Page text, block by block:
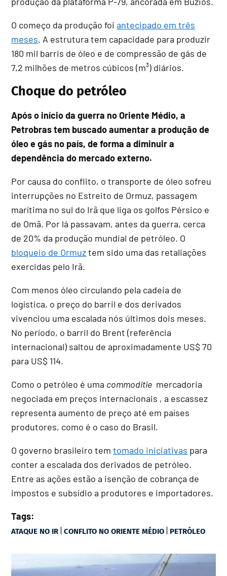
O começo da produção foiantecipado em três
meses. A estrutura tem capacidade para produzir
180 mil barris de óleo e de compressão de gás de
7,2 milhões de metros cúbicos (m³) diários.
Choque do petróleo
Após o início da guerra no Oriente Médio, a
Petrobras tem buscado aumentar a produção de
óleo e gás no país, de forma a diminuir a
dependência do mercado externo.
Por causa do conflito, o transporte de óleo sofreu
interrupções no Estreito de Ormuz, passagem
marítima no sul do Irã que liga os golfos Pérsico e
de Omã. Por lá passavam, antes da guerra, cerca
de 20% da produção mundial de petróleo. O
bloqueio de Ormuztem sido uma das retaliações
exercidas pelo Irã.
Com menos óleo circulando pela cadeia de
logística, o preço do barril e dos derivados
vivenciou uma escalada nós últimos dois meses.
No período, o barril do Brent (referência
internacional) saltou de aproximadamente US$ 70
para US$ 114.
Como o petróleo é uma commoditie mercadoria
negociada em preços internacionais , a escassez
representa aumento de preço até em países
produtores, como é o caso do Brasil.
O governo brasileiro temtomado iniciativas para
conter a escalada dos derivados de petróleo.
Entre as ações estão a isenção de cobrança de
impostos e subsídio a produtores e importadores.
Tags:
ATAQUE NO IR |CONFLITO NO ORIENTE MÉDIO | PETRÓLEO